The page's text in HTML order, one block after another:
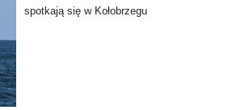
spotkają się w Kołobrzegu